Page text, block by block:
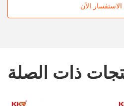
الآن
ذات الصلة